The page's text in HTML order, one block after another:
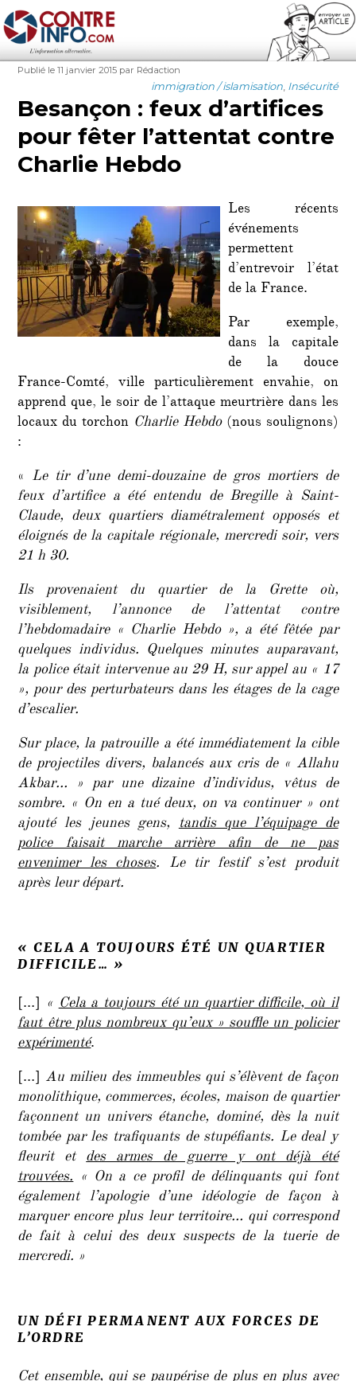
Contre-Info
Publié
Publié le 11 janvier 2015 Auteur
par Rédaction
Catégories
immigration / islamisation, Insécurité
Besançon : feux d’artifices
pour fêter l’attentat contre
Charlie Hebdo
Les récents
événements
permettent
d’entrevoir l’état
de la France.
Par exemple,
dans la capitale
de la douce
France-Comté, ville particulièrement envahie, on
apprend que, le soir de l’attaque meurtrière dans les
locaux du torchon Charlie Hebdo(nous soulignons)
:
« Le tir d’une demi-douzaine de gros mortiers de
feux d’artifice a été entendu de Bregille à Saint-
Claude, deux quartiers diamétralement opposés et
éloignés de la capitale régionale, mercredi soir, vers
21 h 30.
Ils provenaient du quartier de la Grette où,
visiblement, l’annonce de l’attentat contre
l’hebdomadaire « Charlie Hebdo », a été fêtée par
quelques individus. Quelques minutes auparavant,
la police était intervenue au 29 H, sur appel au « 17
», pour des perturbateurs dans les étages de la cage
d’escalier.
Sur place, la patrouille a été immédiatement la cible
de projectiles divers, balancés aux cris de « Allahu
Akbar… » par une dizaine d’individus, vêtus de
sombre. « On en a tué deux, on va continuer » ont
ajouté les jeunes gens,tandis que l’équipage de
police faisait marche arrière afin de ne pas
envenimer les choses. Le tir festif s’est produit
après leur départ.
« CELA A TOUJOURS ÉTÉ UN QUARTIER
DIFFICILE… »
[…] «Cela a toujours été un quartier difficile, où il
faut être plus nombreux qu’eux » souffle un policier
expérimenté.
[…] Au milieu des immeubles qui s’élèvent de façon
monolithique, commerces, écoles, maison de quartier
façonnent un univers étanche, dominé, dès la nuit
tombée par les trafiquants de stupéfiants. Le deal y
fleurit etdes armes de guerre y ont déjà été
trouvées.« On a ce profil de délinquants qui font
également l’apologie d’une idéologie de façon à
marquer encore plus leur territoire… qui correspond
de fait à celui des deux suspects de la tuerie de
mercredi. »
UN DÉFI PERMANENT AUX FORCES DE
L’ORDRE